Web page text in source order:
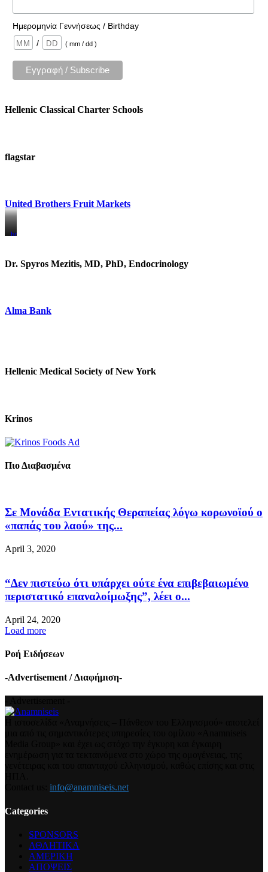
Ημερομηνία Γεννήσεως / Birthday
/
( mm / dd )
Hellenic Classical Charter Schools
flagstar
United Brothers Fruit Markets
https://www.unitedbrothersfruitmarkets.com/
https://www.unitedbrothersfruitmarkets.com/
Dr. Spyros Mezitis, MD, PhD, Endocrinology
Alma Bank
Hellenic Medical Society of New York
Krinos
Πιο Διαβασμένα
Σε Μονάδα Εντατικής Θεραπείας λόγω κορωνοϊού ο
«παπάς του λαού» της...
April 3, 2020
“Δεν πιστεύω ότι υπάρχει ούτε ένα επιβεβαιωμένο
περιστατικό επαναλοίμωξης”, λέει ο...
April 24, 2020
Load more
Ροή Ειδήσεων
-Advertisement / Διαφήμιση-
info@anamniseis.net
Categories
SPONSORS
ΑΘΛΗΤΙΚΑ
ΑΜΕΡΙΚΗ
ΑΠΟΨΕΙΣ